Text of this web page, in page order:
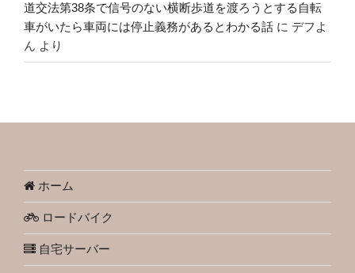
道交法第38条で信号のない横断歩道を渡ろうとする自転
車がいたら車両には停止義務があるとわかる話 に デフよ
ん より
ホーム
ロードバイク
自宅サーバー